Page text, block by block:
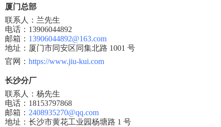
厦门总部
联系人：兰先生
电话： 13906044892
邮箱： 13906044892@163.com
地址：厦门市同安区同集北路 1001 号
官网： https://www.jiu-kui.com
长沙分厂
联系人：杨先生
电话： 18153797868
邮箱： 2408935270@qq.com
地址：长沙市黄花工业园杨塘路 1 号